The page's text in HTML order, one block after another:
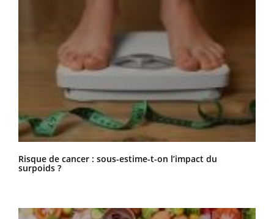
Risque de cancer : sous-estime-t-on l’impact du
surpoids ?